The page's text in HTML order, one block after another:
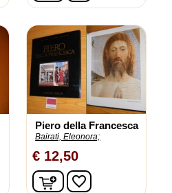
Piero della Francesca
Bairati, Eleonora;
€ 12,50
In winkelwagen
favorite_border